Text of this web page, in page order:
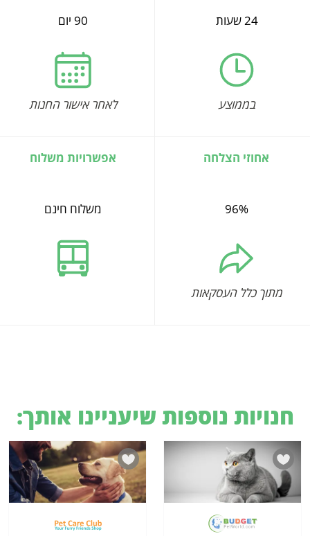
24 שעות
בממוצע
90 יום
לאחר אישור החנות
אחוזי הצלחה
96%
מתוך כלל העסקאות
אפשרויות משלוח
משלוח חינם
חנויות נוספות שיעניינו אותך: